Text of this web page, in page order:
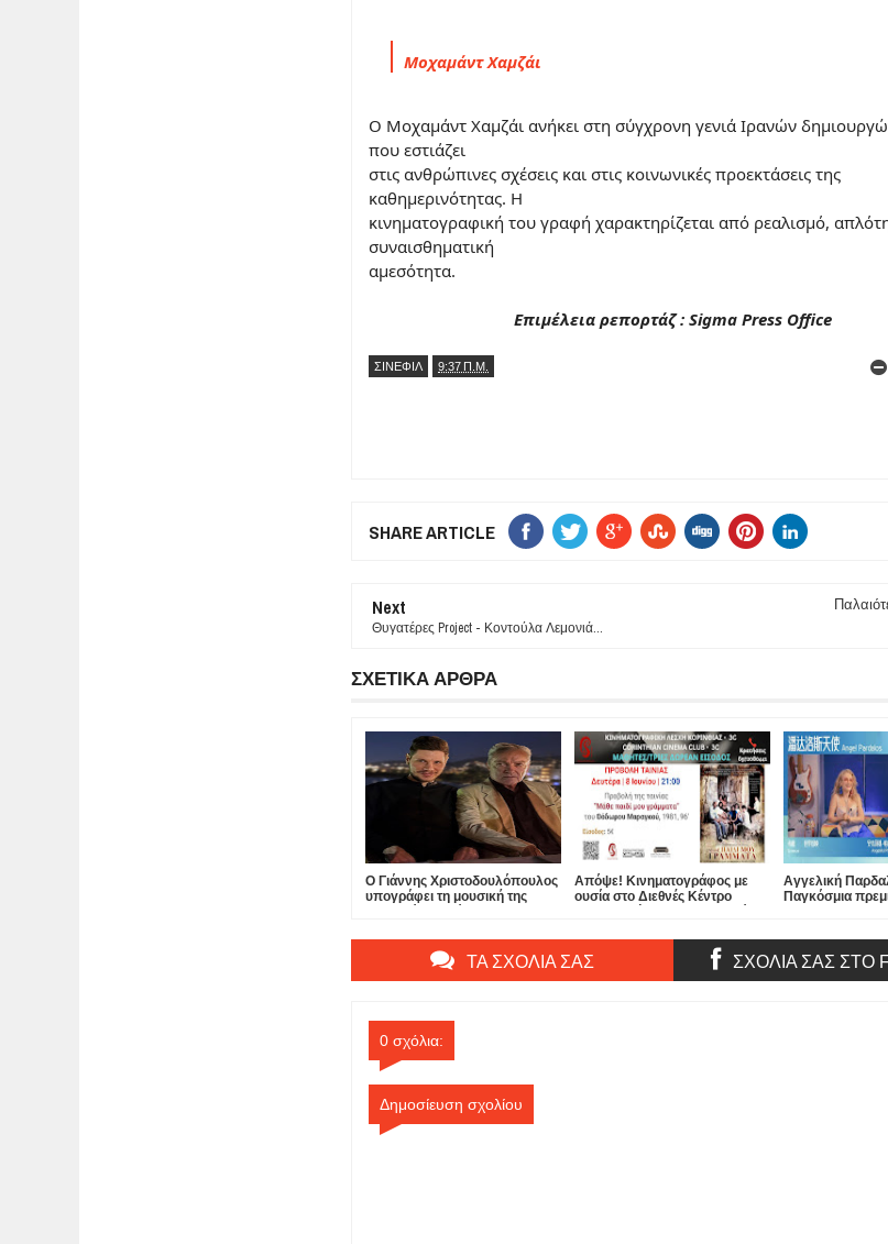
Μοχαμάντ Χαμζάι
Ο Μοχαμάντ Χαμζάι ανήκει στη σύγχρονη γενιά Ιρανών
που εστιάζει
στις ανθρώπινες σχέσεις και στις κοινωνικές προεκτάσεις της
καθημερινότητας. Η
κινηματογραφική του γραφή χαρακτηρίζεται από ρεαλισμό,
συναισθηματική
αμεσότητα.
Επιμέλεια ρεπορτάζ : Sigma Press Office
ΣΙΝΕΦΙΛ 9:37 Π.Μ.
SHARE ARTICLE
Next
Θυγατέρες Project - Κοντούλα Λεμονιά...
ΣΧΕΤΙΚΑ ΑΡΘΡΑ
Ο Γιάννης Χριστοδουλόπουλος
υπογράφει τη μουσική της
Απόψε! Κινηματογράφος με
ουσία στο Διεθνές Κέντρο
παρουσία του σκηνοθέτη
Θόδωρου Μαραγκού
Αγγελική
Παγκόσμια
ΤΑ ΣΧΟΛΙΑ ΣΑΣ ΣΧΟΛΙΑ ΣΑΣ ΣΤΟ
0 σχόλια:
Δημοσίευση σχολίου